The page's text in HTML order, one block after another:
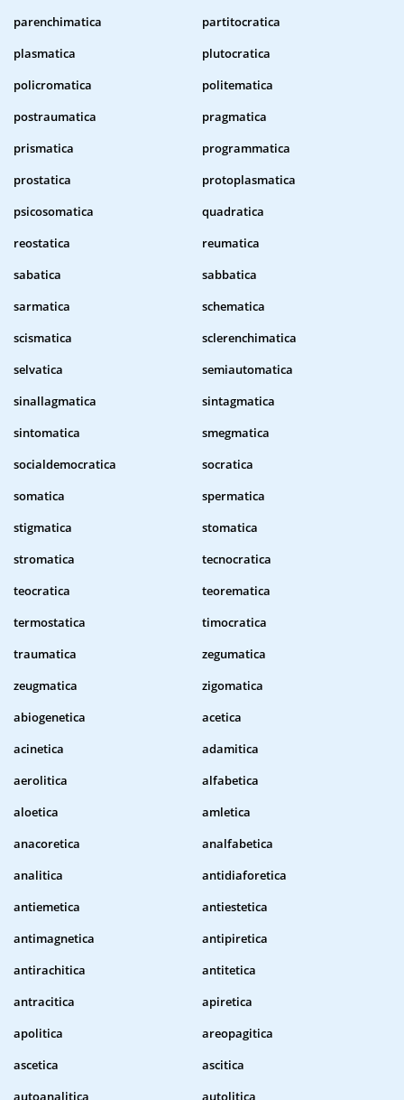
parenchimatica
partitocratica
plasmatica
plutocratica
policromatica
politematica
postraumatica
pragmatica
prismatica
programmatica
prostatica
protoplasmatica
psicosomatica
quadratica
reostatica
reumatica
sabatica
sabbatica
sarmatica
schematica
scismatica
sclerenchimatica
selvatica
semiautomatica
sinallagmatica
sintagmatica
sintomatica
smegmatica
socialdemocratica
socratica
somatica
spermatica
stigmatica
stomatica
stromatica
tecnocratica
teocratica
teorematica
termostatica
timocratica
traumatica
zegumatica
zeugmatica
zigomatica
abiogenetica
acetica
acinetica
adamitica
aerolitica
alfabetica
aloetica
amletica
anacoretica
analfabetica
analitica
antidiaforetica
antiemetica
antiestetica
antimagnetica
antipiretica
antirachitica
antitetica
antracitica
apiretica
apolitica
areopagitica
ascetica
ascitica
autoanalitica
autolitica